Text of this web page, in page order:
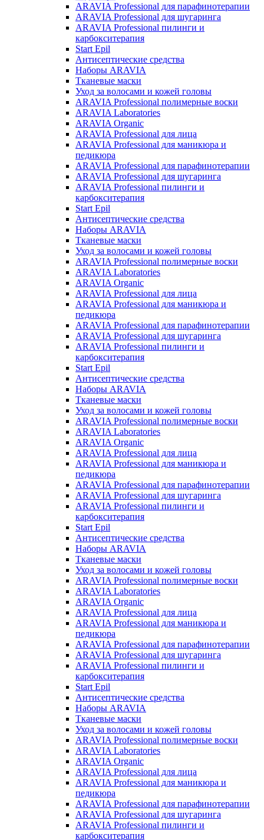
ARAVIA Professional для парафинотерапии
ARAVIA Professional для шугаринга
ARAVIA Professional пилинги и
карбокситерапия
Start Epil
Антисептические средства
Наборы ARAVIA
Тканевые маски
Уход за волосами и кожей головы
ARAVIA Professional полимерные воски
ARAVIA Laboratories
ARAVIA Organic
ARAVIA Professional для лица
ARAVIA Professional для маникюра и
педикюра
ARAVIA Professional для парафинотерапии
ARAVIA Professional для шугаринга
ARAVIA Professional пилинги и
карбокситерапия
Start Epil
Антисептические средства
Наборы ARAVIA
Тканевые маски
Уход за волосами и кожей головы
ARAVIA Professional полимерные воски
ARAVIA Laboratories
ARAVIA Organic
ARAVIA Professional для лица
ARAVIA Professional для маникюра и
педикюра
ARAVIA Professional для парафинотерапии
ARAVIA Professional для шугаринга
ARAVIA Professional пилинги и
карбокситерапия
Start Epil
Антисептические средства
Наборы ARAVIA
Тканевые маски
Уход за волосами и кожей головы
ARAVIA Professional полимерные воски
ARAVIA Laboratories
ARAVIA Organic
ARAVIA Professional для лица
ARAVIA Professional для маникюра и
педикюра
ARAVIA Professional для парафинотерапии
ARAVIA Professional для шугаринга
ARAVIA Professional пилинги и
карбокситерапия
Start Epil
Антисептические средства
Наборы ARAVIA
Тканевые маски
Уход за волосами и кожей головы
ARAVIA Professional полимерные воски
ARAVIA Laboratories
ARAVIA Organic
ARAVIA Professional для лица
ARAVIA Professional для маникюра и
педикюра
ARAVIA Professional для парафинотерапии
ARAVIA Professional для шугаринга
ARAVIA Professional пилинги и
карбокситерапия
Start Epil
Антисептические средства
Наборы ARAVIA
Тканевые маски
Уход за волосами и кожей головы
ARAVIA Professional полимерные воски
ARAVIA Laboratories
ARAVIA Organic
ARAVIA Professional для лица
ARAVIA Professional для маникюра и
педикюра
ARAVIA Professional для парафинотерапии
ARAVIA Professional для шугаринга
ARAVIA Professional пилинги и
карбокситерапия